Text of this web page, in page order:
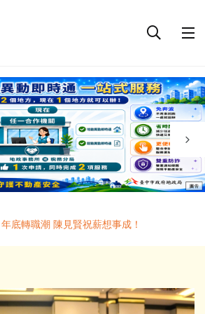
年底轉職潮 陳見賢祝薪想事成！